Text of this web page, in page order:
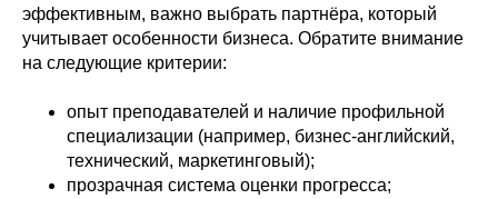
эффективным, важно выбрать партнёра, который
учитывает особенности бизнеса. Обратите внимание
на следующие критерии:
опыт преподавателей и наличие профильной
специализации (например, бизнес-английский,
технический, маркетинговый);
прозрачная система оценки прогресса;